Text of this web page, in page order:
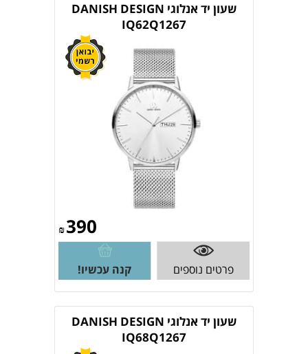
שעון יד אנלוגי DANISH DESIGN
IQ62Q1267
₪390
פרטים נוספים קנה עכשיו!
שעון יד אנלוגי DANISH DESIGN
IQ68Q1267